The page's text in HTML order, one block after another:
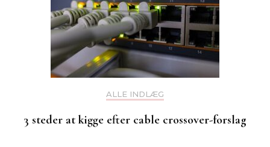
ALLE INDLÆG
3 steder at kigge efter cable crossover-forslag